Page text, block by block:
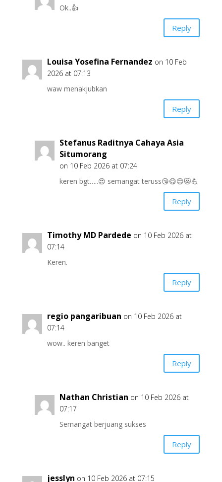
Ok..👍
Reply
Louisa Yosefina Fernandez on 10 Feb
2026 at 07:13
waw menakjubkan
Reply
Stefanus Raditnya Cahaya Asia
Situmorang
on 10 Feb 2026 at 07:24
keren bgt…..😍 semangat teruss😘😋😊😻💪
Reply
Timothy MD Pardede on 10 Feb 2026 at
07:14
Keren.
Reply
regio pangaribuan on 10 Feb 2026 at
07:14
wow.. keren banget
Reply
Nathan Christian on 10 Feb 2026 at
07:17
Semangat berjuang sukses
Reply
jesslyn on 10 Feb 2026 at 07:15